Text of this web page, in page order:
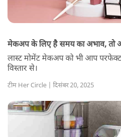
मेकअप के लिए है समय का अभाव, तो
लास्ट मोमेंट मेकअप को भी आप
विस्तार से।
टीम Her Circle | दिसंबर 20, 2025